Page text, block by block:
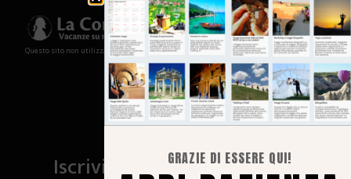
Questo sito non utilizza cookies e non memorizza in alcun modo le tue informazioni
Iscriviti al canale Whatsapp
GRAZIE DI ESSERE QUI!